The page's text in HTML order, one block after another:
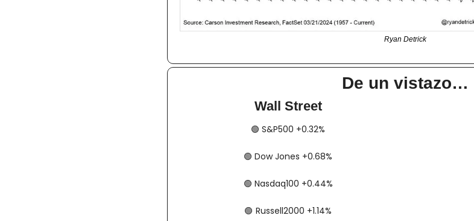
Ryan Detrick
De un vistazo…
Wall Street
🟢 ​​​​ S&P500 +0.32%
🟢 ​​​​ Dow Jones +0.68%
🟢 ​​​​ Nasdaq100 +0.44%
🟢 ​​​  Russell2000 +1.14%